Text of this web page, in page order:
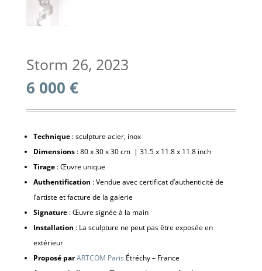
Storm 26, 2023
6 000 €
Technique: sculpture acier, inox
Dimensions: 80 x 30 x 30 cm | 31.5 x 11.8 x 11.8 inch
Tirage: Œuvre unique
Authentification : Vendue avec certificat d’authenticité de
l’artiste et facture de la galerie
Signature: Œuvre signée à la main
Installation : La sculpture ne peut pas être exposée en
extérieur
Proposé parARTCOM Paris Étréchy – France